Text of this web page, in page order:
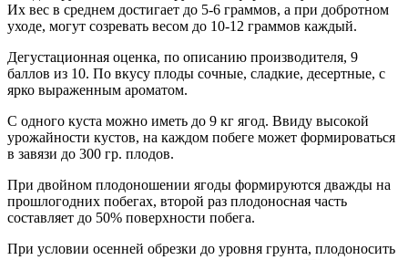
Их вес в среднем достигает до 5-6 граммов, а при добротном
уходе, могут созревать весом до 10-12 граммов каждый.
Дегустационная оценка, по описанию производителя, 9
баллов из 10. По вкусу плоды сочные, сладкие, десертные, с
ярко выраженным ароматом.
С одного куста можно иметь до 9 кг ягод. Ввиду высокой
урожайности кустов, на каждом побеге может формироваться
в завязи до 300 гр. плодов.
При двойном плодоношении ягоды формируются дважды на
прошлогодних побегах, второй раз плодоносная часть
составляет до 50% поверхности побега.
При условии осенней обрезки до уровня грунта, плодоносить